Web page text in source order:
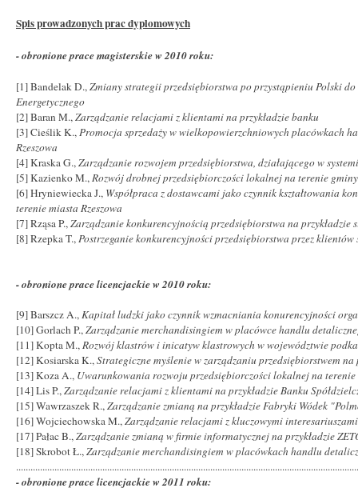
Spis prowadzonych prac dyplomowych
- obronione prace magisterskie w 2010 roku:
[1] Bandelak D., Zmiany strategii przedsiębiorstwa po przystąpieniu Polski
Energetycznego
[2] Baran M., Zarządzanie relacjami z klientami na przykładzie banku
[3] Cieślik K., Promocja sprzedaży w wielkopowierzchniowych placówkach
Rzeszowa
[4] Kraska G., Zarządzanie rozwojem przedsiębiorstwa, działającego w
[5] Kazienko M., Rozwój drobnej przedsiębiorczości lokalnej na terenie
[6] Hryniewiecka J., Współpraca z dostawcami jako czynnik kształtowania
terenie miasta Rzeszowa
[7] Rząsa P., Zarządzanie konkurencyjnością przedsiębiorstwa na przykładzie
[8] Rzepka T., Postrzeganie konkurencyjności przedsiębiorstwa przez
- obronione prace licencjackie w 2010 roku:
[9] Barszcz A., Kapitał ludzki jako czynnik wzmacniania konurencyjności
[10] Gorlach P., Zarządzanie merchandisingiem w placówce handlu
[11] Kopta M., Rozwój klastrów i inicatyw klastrowych w województwie
[12] Kosiarska K., Strategiczne myślenie w zarządzaniu przedsiębiorstwem
[13] Koza A., Uwarunkowania rozwoju przedsiębiorczości lokalnej na terenie
[14] Lis P., Zarządzanie relacjami z klientami na przykładzie Banku
[15] Wawrzaszek R., Zarządzanie zmianą na przykładzie Fabryki Wódek
[16] Wojciechowska M., Zarządzanie relacjami z kluczowymi
[17] Pałac B., Zarządzanie zmianą w firmie informatycznej na przykładzie
[18] Skrobot Ł., Zarządzanie merchandisingiem w placówkach handlu
- obronione prace licencjackie w 2011 roku: